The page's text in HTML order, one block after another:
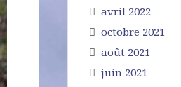
avril 2022
octobre 2021
août 2021
juin 2021